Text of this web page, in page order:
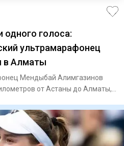
одного голоса:
ультрамарафонец
в Алматы
Мендыбай Алимгазинов
от Астаны до Алматы,